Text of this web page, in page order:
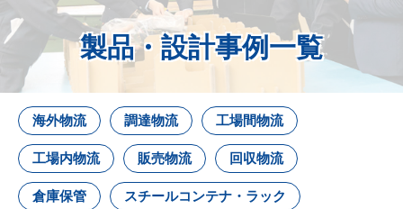
製品・設計事例一覧
海外物流 調達物流 工場間物流
工場内物流 販売物流 回収物流
倉庫保管 スチールコンテナ・ラック